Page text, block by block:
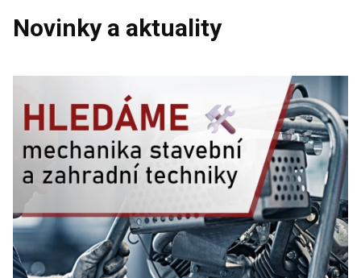
Novinky a aktuality